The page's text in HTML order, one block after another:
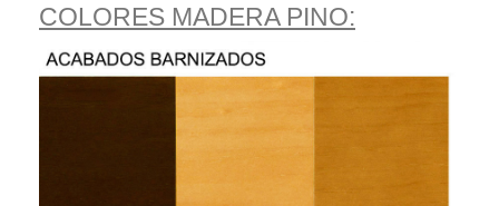
COLORES MADERA PINO: